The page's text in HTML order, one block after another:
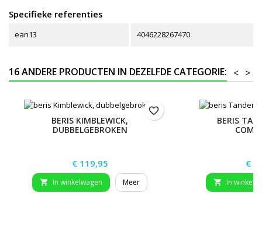
Specifieke referenties
ean13 4046228267470
16 ANDERE PRODUCTEN IN DEZELFDE CATEGORIE: >
<
BERIS KIMBLEWICK,
DUBBELGEBROKEN
Prijs
€ 119,95
 In winkelwagen Meer
favorite_border
BERIS
€
 In